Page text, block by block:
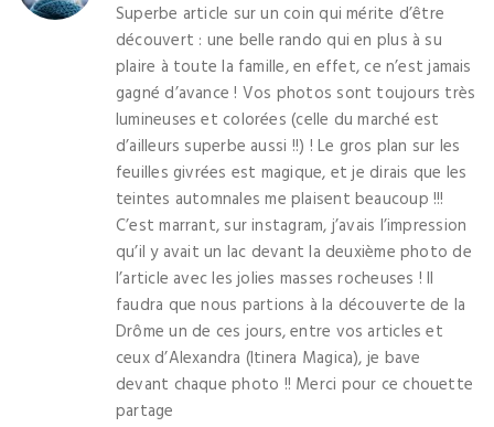
Superbe article sur un coin qui mérite d’être
découvert : une belle rando qui en plus à su
plaire à toute la famille, en effet, ce n’est jamais
gagné d’avance ! Vos photos sont toujours très
lumineuses et colorées (celle du marché est
d’ailleurs superbe aussi !!) ! Le gros plan sur les
feuilles givrées est magique, et je dirais que les
teintes automnales me plaisent beaucoup !!!
C’est marrant, sur instagram, j’avais l’impression
qu’il y avait un lac devant la deuxième photo de
l’article avec les jolies masses rocheuses ! Il
faudra que nous partions à la découverte de la
Drôme un de ces jours, entre vos articles et
ceux d’Alexandra (Itinera Magica), je bave
devant chaque photo !! Merci pour ce chouette
partage